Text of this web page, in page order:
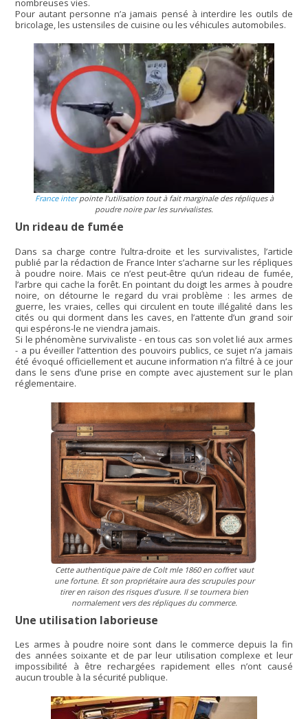
nombreuses vies.
Pour autant personne n’a jamais pensé à interdire les outils de
bricolage, les ustensiles de cuisine ou les véhicules automobiles.
France interpointe l’utilisation tout à fait marginale des répliques à
poudre noire par les survivalistes.
Un rideau de fumée
Dans sa charge contre l’ultra-droite et les survivalistes, l’article
publié par la rédaction de France Inter s’acharne sur les répliques
à poudre noire. Mais ce n’est peut-être qu’un rideau de fumée,
l’arbre qui cache la forêt. En pointant du doigt les armes à poudre
noire, on détourne le regard du vrai problème : les armes de
guerre, les vraies, celles qui circulent en toute illégalité dans les
cités ou qui dorment dans les caves, en l’attente d’un grand soir
qui espérons-le ne viendra jamais.
Si le phénomène survivaliste - en tous cas son volet lié aux armes
- a pu éveiller l’attention des pouvoirs publics, ce sujet n’a jamais
été évoqué officiellement et aucune information n’a filtré à ce jour
dans le sens d’une prise en compte avec ajustement sur le plan
réglementaire.
Cette authentique paire de Colt mle 1860 en coffret vaut
une fortune. Et son propriétaire aura des scrupules pour
tirer en raison des risques d’usure. Il se tournera bien
normalement vers des répliques du commerce.
Une utilisation laborieuse
Les armes à poudre noire sont dans le commerce depuis la fin
des années soixante et de par leur utilisation complexe et leur
impossibilité à être rechargées rapidement elles n’ont causé
aucun trouble à la sécurité publique.